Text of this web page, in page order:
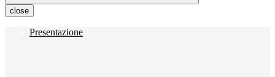
close
Presentazione